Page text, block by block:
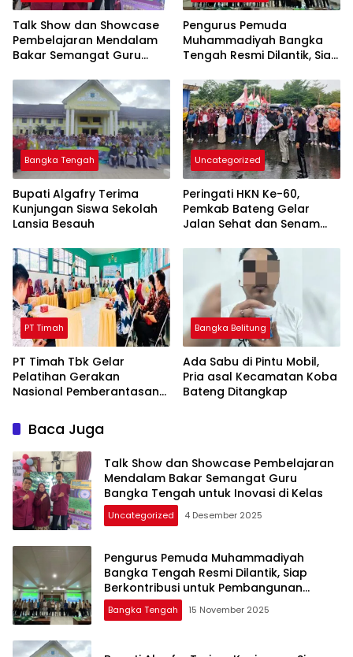
Talk Show dan Showcase
Pembelajaran Mendalam
Bakar Semangat Guru
Inovasi di Kelas
Pengurus Pemuda
Muhammadiyah Bangka
Tengah Resmi Dilantik, Siap
Pembangunan Daerah
Bangka Tengah
Bupati Algafry Terima
Kunjungan Siswa Sekolah
Lansia Besauh
Uncategorized
Peringati HKN Ke-60,
Pemkab Bateng Gelar
Jalan Sehat dan Senam
PT Timah
PT Timah Tbk Gelar
Pelatihan Gerakan
Nasional Pemberantasan
Terhadap 80 Guru di
Beltim
Bangka Belitung
Ada Sabu di Pintu Mobil,
Pria asal Kecamatan Koba
Bateng Ditangkap
Baca Juga
Talk Show dan Showcase Pembelajaran
Mendalam Bakar Semangat Guru
Bangka Tengah untuk Inovasi di Kelas
Uncategorized 4 Desember 2025
Pengurus Pemuda Muhammadiyah
Bangka Tengah Resmi Dilantik, Siap
Berkontribusi untuk Pembangunan
Daerah
Bangka Tengah 15 November 2025